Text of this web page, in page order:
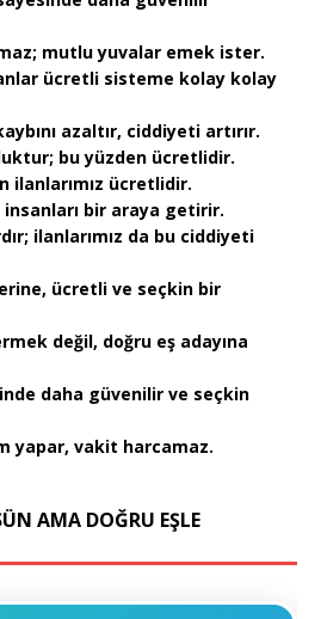
mutlu yuvalar emek ister.
ücretli sisteme kolay kolay
azaltır, ciddiyeti artırır.
bu yüzden ücretlidir.
ilanlarımız ücretlidir.
bir araya getirir.
ilanlarımız da bu ciddiyeti
ücretli ve seçkin bir
değil, doğru eş adayına
daha güvenilir ve seçkin
yapar, vakit harcamaz.
AMA DOĞRU EŞLE